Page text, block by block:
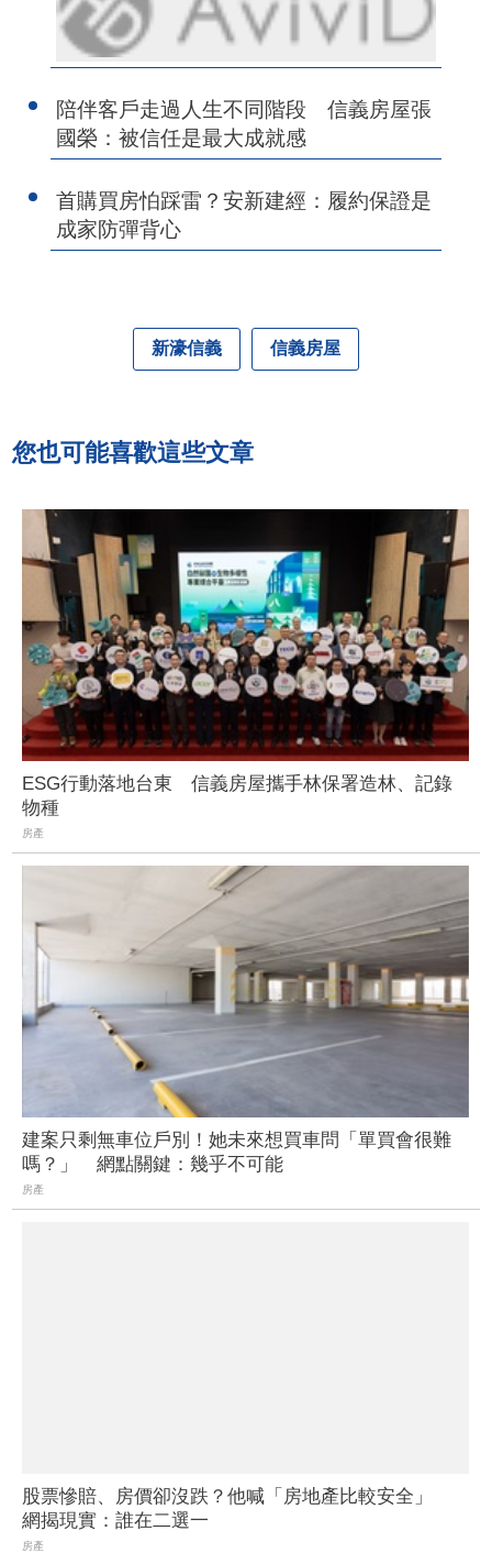
陪伴客戶走過人生不同階段 信義房屋張
國榮：被信任是最大成就感
首購買房怕踩雷？安新建經：履約保證是
成家防彈背心
新濠信義 信義房屋
您也可能喜歡這些文章
ESG行動落地台東 信義房屋攜手林保署造林、記錄
物種
房產
建案只剩無車位戶別！她未來想買車問「單買會很難
嗎？」 網點關鍵：幾乎不可能
房產
股票慘賠、房價卻沒跌？他喊「房地產比較安全」
網揭現實：誰在二選一
房產